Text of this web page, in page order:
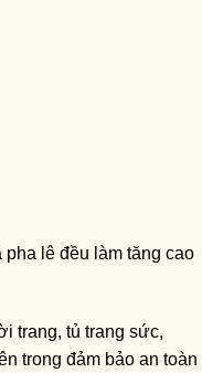
lê đều làm tăng cao
trang, tủ trang sức,
trong đảm bảo an toàn